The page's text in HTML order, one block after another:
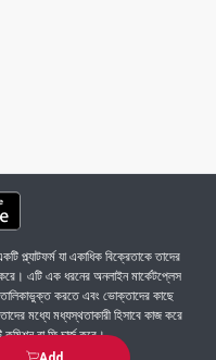
যা একাধিক বিক্রেতাকে তাদের
এটি এক ধরনের অনলাইন মার্কেটপ্লেস
তালিকাভুক্ত করতে এবং ভোক্তাদের কাছে
মধ্যে মধ্যস্থতাকারী হিসাবে কাজ করে
কমিশন বা ফি চার্জ করে।